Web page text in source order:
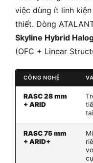
việc dùng ít linh
thiết. Dòng
Skyline Hybrid
(OFC + Linear
CÔNG NGHỆ
RASC 28 mm
+ ARID
tai
RASC 75 mm
+ ARID+
cụ